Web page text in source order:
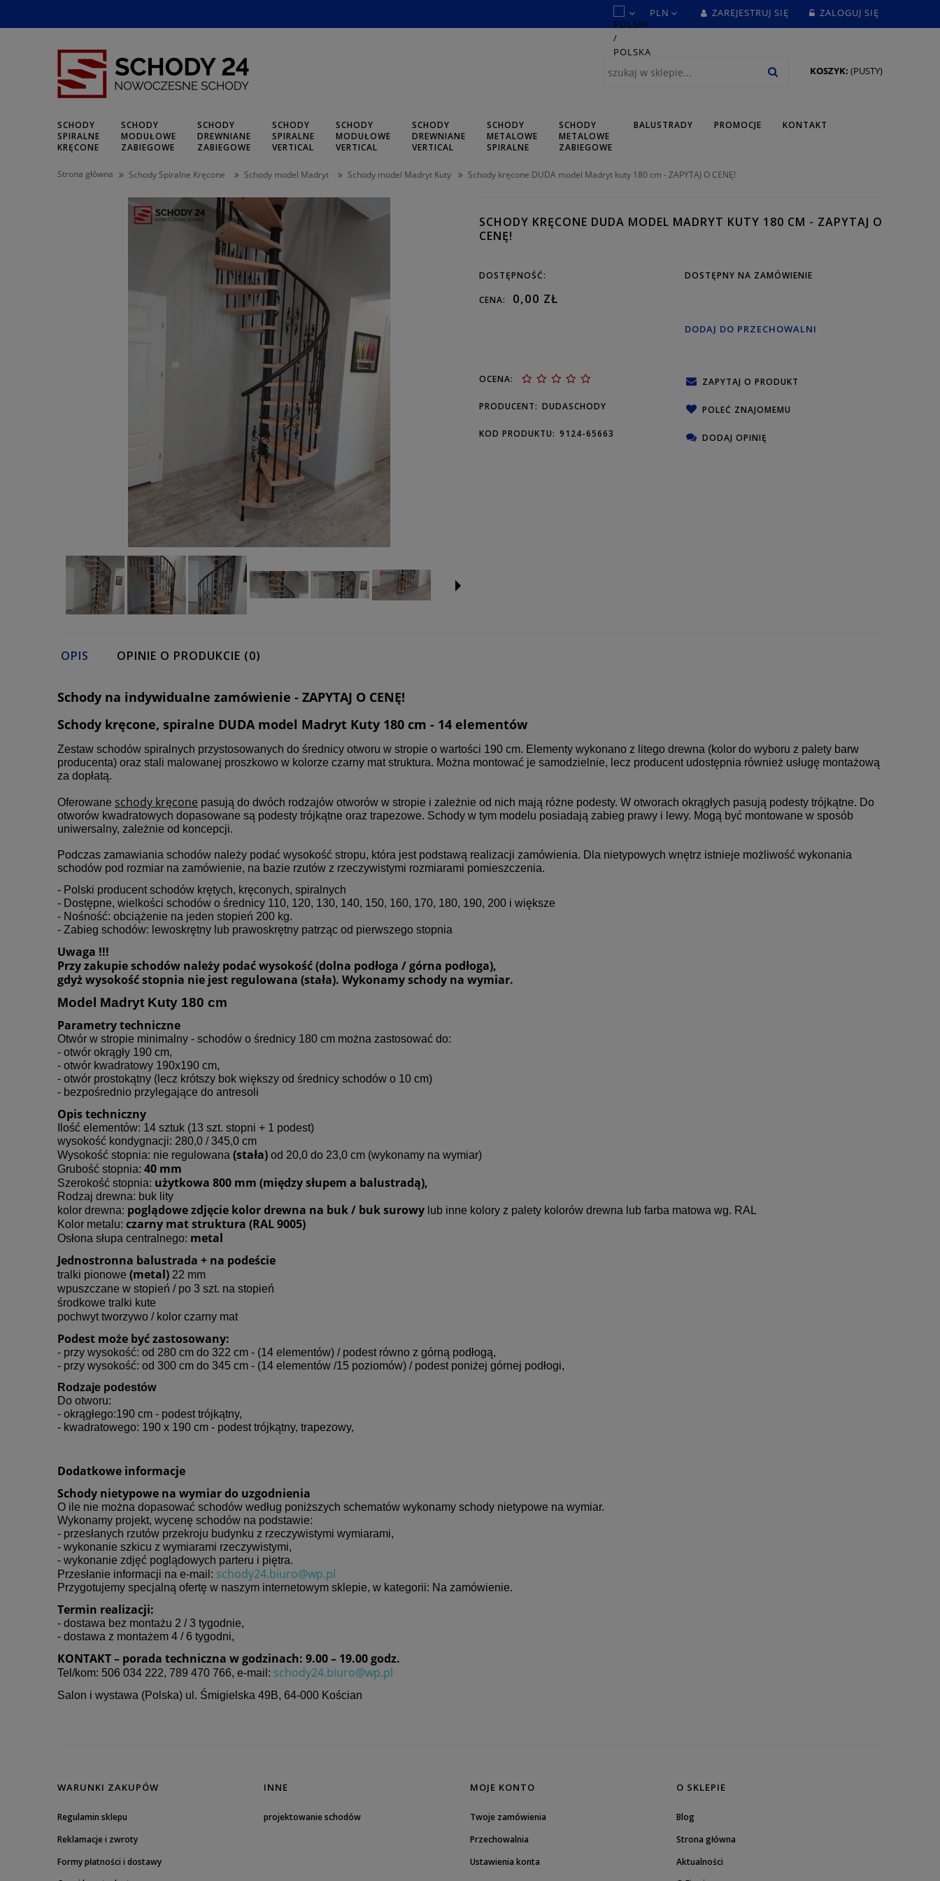
ZAREJESTRUJ SIĘ ZALOGUJ SIĘ
KOSZYK: (PUSTY)
SCHODY
SPIRALNE
KRĘCONE
SCHODY
MODUŁOWE
ZABIEGOWE
SCHODY
DREWNIANE
ZABIEGOWE
SCHODY
SPIRALNE
VERTICAL
SCHODY
MODUŁOWE
VERTICAL
SCHODY
DREWNIANE
VERTICAL
SCHODY
METALOWE
SPIRALNE
SCHODY
METALOWE
ZABIEGOWE
BALUSTRADY PROMOCJE KONTAKT
Strona główna Schody Spiralne Kręcone Schody model Madryt Schody model Madryt Kuty Schody kręcone DUDA model Madryt kuty 180 cm - ZAPYTAJ O CENĘ!
SCHODY KRĘCONE DUDA MODEL MADRYT KUTY 180 CM - ZAPYTAJ O
CENĘ!
DOSTĘPNOŚĆ: DOSTĘPNY NA ZAMÓWIENIE
CENA: 0,00 ZŁ
DODAJ DO PRZECHOWALNI
OCENA:
PRODUCENT: DUDASCHODY
KOD PRODUKTU: 9124-65663
ZAPYTAJ O PRODUKT
POLEĆ ZNAJOMEMU
DODAJ OPINIĘ
OPIS OPINIE O PRODUKCIE (0)
Schody na indywidualne zamówienie - ZAPYTAJ O CENĘ!
Schody kręcone, spiralne DUDA model Madryt Kuty 180 cm - 14 elementów
Zestaw schodów spiralnych przystosowanych do średnicy otworu w stropie o wartości 190 cm. Elementy wykonano z litego drewna (kolor do wyboru z palety barw
producenta) oraz stali malowanej proszkowo w kolorze czarny mat struktura. Można montować je samodzielnie, lecz producent udostępnia również usługę montażową
za dopłatą.
Oferowane schody kręcone pasują do dwóch rodzajów otworów w stropie i zależnie od nich mają różne podesty. W otworach okrągłych pasują podesty trójkątne. Do
otworów kwadratowych dopasowane są podesty trójkątne oraz trapezowe. Schody w tym modelu posiadają zabieg prawy i lewy. Mogą być montowane w sposób
uniwersalny, zależnie od koncepcji.
Podczas zamawiania schodów należy podać wysokość stropu, która jest podstawą realizacji zamówienia. Dla nietypowych wnętrz istnieje możliwość wykonania
schodów pod rozmiar na zamówienie, na bazie rzutów z rzeczywistymi rozmiarami pomieszczenia.
- Polski producent schodów krętych, kręconych, spiralnych
- Dostępne, wielkości schodów o średnicy 110, 120, 130, 140, 150, 160, 170, 180, 190, 200 i większe
- Nośność: obciążenie na jeden stopień 200 kg.
- Zabieg schodów: lewoskrętny lub prawoskrętny patrząc od pierwszego stopnia
Uwaga !!!
Przy zakupie schodów należy podać wysokość (dolna podłoga / górna podłoga),
gdyż wysokość stopnia nie jest regulowana (stała). Wykonamy schody na wymiar.
Model Madryt Kuty 180 cm
Parametry techniczne
Otwór w stropie minimalny - schodów o średnicy 180 cm można zastosować do:
- otwór okrągły 190 cm,
- otwór kwadratowy 190x190 cm,
- otwór prostokątny (lecz krótszy bok większy od średnicy schodów o 10 cm)
- bezpośrednio przylegające do antresoli
Opis techniczny
Ilość elementów: 14 sztuk (13 szt. stopni + 1 podest)
wysokość kondygnacji: 280,0 / 345,0 cm
Wysokość stopnia: nie regulowana (stała) od 20,0 do 23,0 cm (wykonamy na wymiar)
Grubość stopnia: 40 mm
Szerokość stopnia: użytkowa 800 mm (między słupem a balustradą),
Rodzaj drewna: buk lity
kolor drewna: poglądowe zdjęcie kolor drewna na buk / buk surowy lub inne kolory z palety kolorów drewna lub farba matowa wg. RAL
Kolor metalu: czarny mat struktura (RAL 9005)
Osłona słupa centralnego: metal
Jednostronna balustrada + na podeście
tralki pionowe (metal) 22 mm
wpuszczane w stopień / po 3 szt. na stopień
środkowe tralki kute
pochwyt tworzywo / kolor czarny mat
Podest może być zastosowany:
- przy wysokość: od 280 cm do 322 cm - (14 elementów) / podest równo z górną podłogą,
- przy wysokość: od 300 cm do 345 cm - (14 elementów /15 poziomów) / podest poniżej górnej podłogi,
Rodzaje podestów
Do otworu:
- okrągłego:190 cm - podest trójkątny,
- kwadratowego: 190 x 190 cm - podest trójkątny, trapezowy,
Dodatkowe informacje
Schody nietypowe na wymiar do uzgodnienia
O ile nie można dopasować schodów według poniższych schematów wykonamy schody nietypowe na wymiar.
Wykonamy projekt, wycenę schodów na podstawie:
- przesłanych rzutów przekroju budynku z rzeczywistymi wymiarami,
- wykonanie szkicu z wymiarami rzeczywistymi,
- wykonanie zdjęć poglądowych parteru i piętra.
Przesłanie informacji na e-mail: schody24.biuro@wp.pl
Przygotujemy specjalną ofertę w naszym internetowym sklepie, w kategorii: Na zamówienie.
Termin realizacji:
- dostawa bez montażu 2 / 3 tygodnie,
- dostawa z montażem 4 / 6 tygodni,
KONTAKT – porada techniczna w godzinach: 9.00 – 19.00 godz.
Tel/kom: 506 034 222, 789 470 766, e-mail: schody24.biuro@wp.pl
Salon i wystawa (Polska) ul. Śmigielska 49B, 64-000 Kościan
WARUNKI ZAKUPÓW
Regulamin sklepu
Reklamacje i zwroty
Formy płatności i dostawy
INNE
projektowanie schodów
MOJE KONTO
Twoje zamówienia
Przechowalnia
Ustawienia konta
O SKLEPIE
Blog
Strona główna
Aktualności